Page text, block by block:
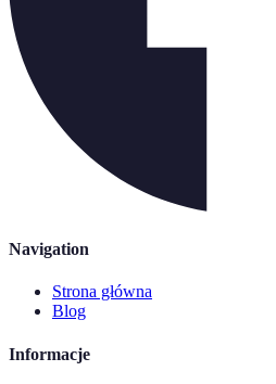
Navigation
Strona główna
Blog
Informacje